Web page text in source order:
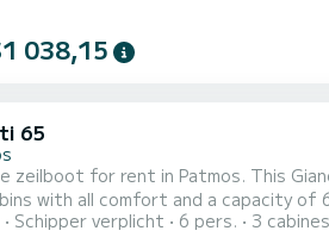
038,15
65
zeilboot for rent in Patmos. This
with all comfort and a capacity
on the water in the surroundings of Patmos Dit Gianetti 65 is
Schipper verplicht 6 pers. 3 cabines